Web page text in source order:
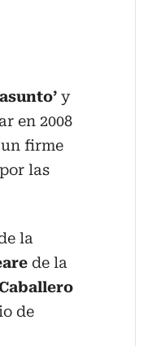
y
en 2008
firme
las
la
de la
de